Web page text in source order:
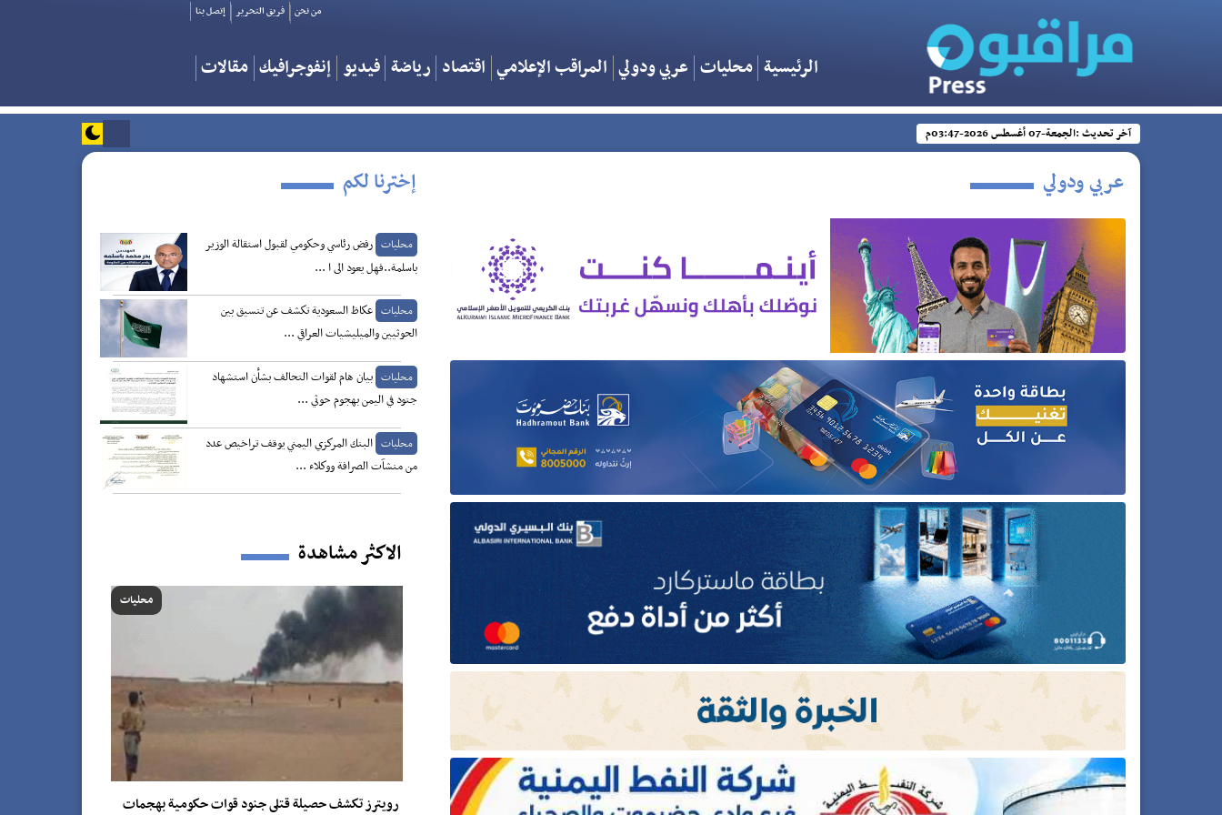
من نحن فريق التحرير إتصل بنا
الرئيسية محليات عربي ودولي المراقب الإعلامي اقتصاد رياضة فيديو إنفوجرافيك مقالات
آخر تحديث :الجمعة-07 أغسطس 2026-03:47م
عربي ودولي إخترنا لكم
محليات رفض رئاسي وحكومي لقبول استقالة الوزير
باسلمة..فهل يعود الى ا ...
محليات عكاظ السعودية تكشف عن تنسيق بين
الحوثيين والميليشيات العراقي ...
محليات بيان هام لقوات التحالف بشأن استشهاد
جنود في اليمن بهجوم حوثي ...
محليات البنك المركزي اليمني يوقف تراخيص عدد
من منشآت الصرافة ووكلاء ...
الاكثر مشاهدة
محليات
رويترز تكشف حصيلة قتلى جنود قوات حكومية بهجمات